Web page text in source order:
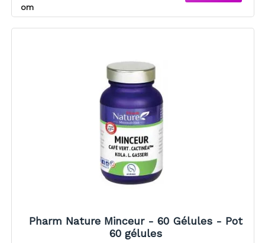
om
Pharm Nature Minceur - 60 Gélules - Pot
60 gélules